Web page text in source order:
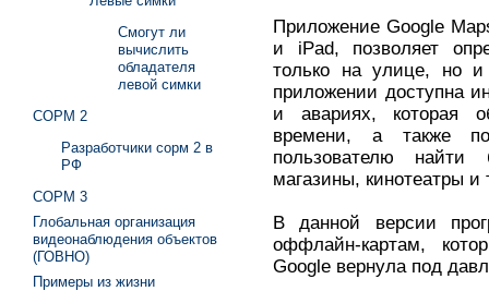
Приложение Google
и iPad, позволяет
только на улице, но
приложении доступна
и авариях, которая
времени, а также
пользователю
магазины, кинотеатры и
В данной версии
оффлайн-картам,
Google вернула под
Смогут ли
вычислить
обладателя
левой симки
СОРМ 2
Разработчики сорм 2 в
РФ
СОРМ 3
Глобальная организация
видеонаблюдения объектов
(ГОВНО)
Примеры из жизни